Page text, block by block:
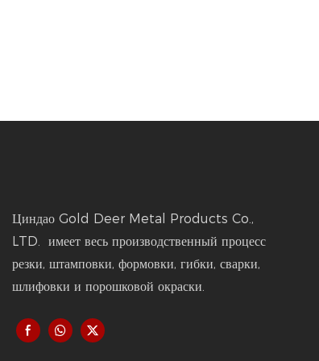
Циндао Gold Deer Metal Products Co.,
LTD. имеет весь производственный процесс
резки, штамповки, формовки, гибки, сварки,
шлифовки и порошковой окраски.